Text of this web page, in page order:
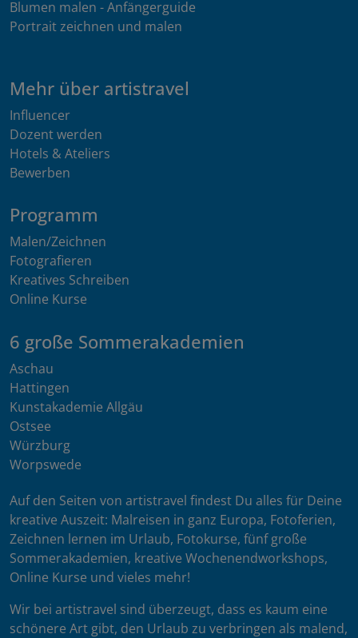
Blumen malen - Anfängerguide
Portrait zeichnen und malen
Mehr über artistravel
Influencer
Dozent werden
Hotels & Ateliers
Bewerben
Programm
Malen/Zeichnen
Fotografieren
Kreatives Schreiben
Online Kurse
6 große Sommerakademien
Aschau
Hattingen
Kunstakademie Allgäu
Ostsee
Würzburg
Worpswede
Auf den Seiten von artistravel findest Du alles für Deine
kreative Auszeit: Malreisen in ganz Europa, Fotoferien,
Zeichnen lernen im Urlaub, Fotokurse, fünf große
Sommerakademien, kreative Wochenendworkshops,
Online Kurse und vieles mehr!
Wir bei artistravel sind überzeugt, dass es kaum eine
schönere Art gibt, den Urlaub zu verbringen als malend,